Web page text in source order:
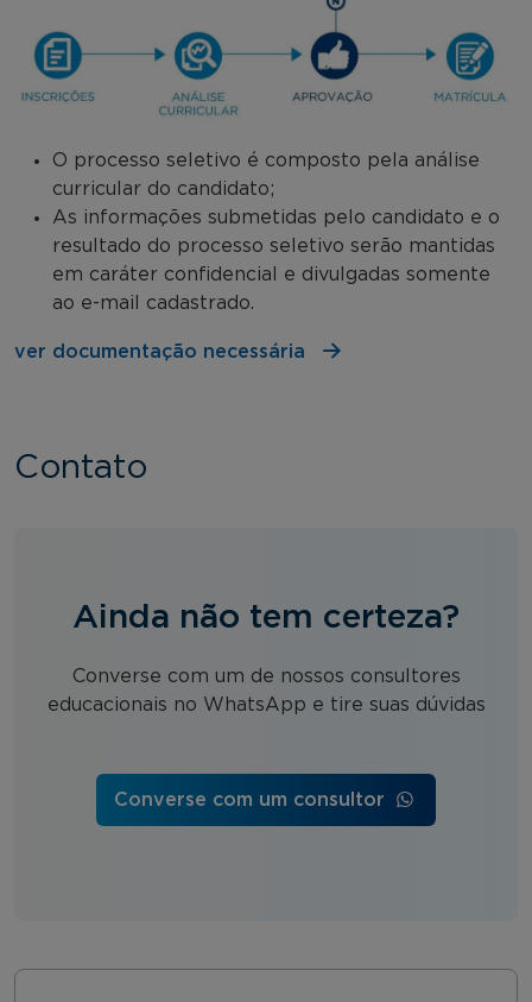
O processo seletivo é composto pela análise
curricular do candidato;
As informações submetidas pelo candidato e o
resultado do processo seletivo serão mantidas
em caráter confidencial e divulgadas somente
ao e-mail cadastrado.
ver documentação necessária
Contato
Ainda não tem certeza?
Converse com um de nossos consultores
educacionais no WhatsApp e tire suas dúvidas
Converse com um consultor